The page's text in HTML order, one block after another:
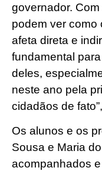
governador.
podem ver como
afeta direta e
fundamental
deles,
neste ano pela
cidadãos de
Os alunos e os
Sousa e Maria
acompanhados